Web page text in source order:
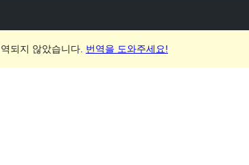
되지 않았습니다. 번역을 도와주세요!